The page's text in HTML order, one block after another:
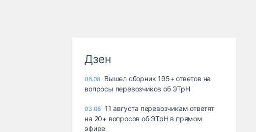
Дзен
06.08 Вышел сборник 195+ ответов на
вопросы перевозчиков об ЭТрН
03.08 11 августа перевозчикам ответят
на 20+ вопросов об ЭТрН в прямом
эфире